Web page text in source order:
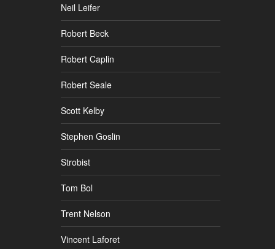
Neil Leifer
Robert Beck
Robert Caplin
Robert Seale
Scott Kelby
Stephen Goslin
Strobist
Tom Bol
Trent Nelson
Vincent Laforet